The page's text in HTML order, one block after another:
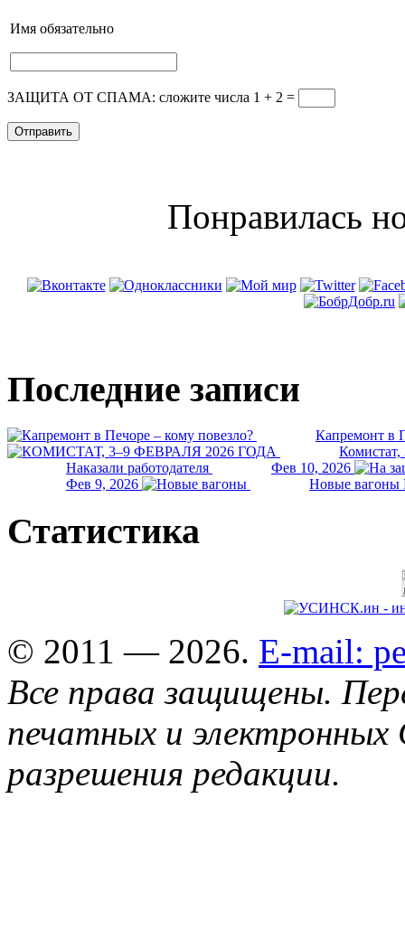
Имя обязательно
ЗАЩИТА ОТ СПАМА: сложите числа 1 + 2 =
Понравилась
Последние записи
Капремонт в
Комистат,
Наказали работодателя
Фев 10, 2026
Фев 9, 2026
Новые вагоны
Статистика
© 2011 — 2026. E-mail:
Все права защищены.
печатных и
разрешения редакции.